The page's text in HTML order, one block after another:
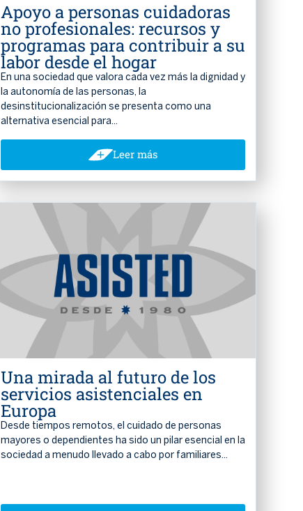
Apoyo a personas cuidadoras
no profesionales: recursos y
programas para contribuir a su
labor desde el hogar
En una sociedad que valora cada vez más la dignidad y
la autonomía de las personas, la
desinstitucionalización se presenta como una
alternativa esencial para...
Leer más
Una mirada al futuro de los
servicios asistenciales en
Europa
Desde tiempos remotos, el cuidado de personas
mayores o dependientes ha sido un pilar esencial en la
sociedad a menudo llevado a cabo por familiares...